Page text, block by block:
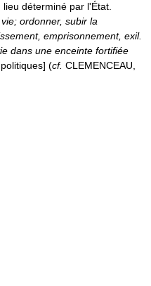
déterminé par l'État.
ordonner, subir la
emprisonnement, exil.
dans une enceinte fortifiée
(cf. CLEMENCEAU,